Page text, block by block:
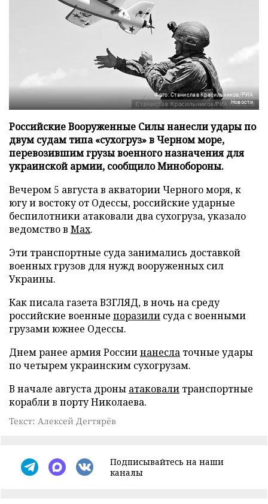
Фото: Станислав Красильников/РИА
Новости
Российские Вооруженные Силы нанесли удары по
двум судам типа «сухогруз» в Черном море,
перевозившим грузы военного назначения для
украинской армии, сообщило Минобороны.
Вечером 5 августа в акватории Черного моря, к
югу и востоку от Одессы, российские ударные
беспилотники атаковали два сухогруза, указало
ведомство в Max.
Эти транспортные суда занимались доставкой
военных грузов для нужд вооруженных сил
Украины.
Как писала газета ВЗГЛЯД, в ночь на среду
российские военные поразили суда с военными
грузами южнее Одессы.
Днем ранее армия Россиинанесла точные удары
по четырем украинским сухогрузам.
В начале августа дроны атаковали транспортные
корабли в порту Николаева.
Текст: Алексей Дегтярёв
Подписывайтесь на наши
каналы